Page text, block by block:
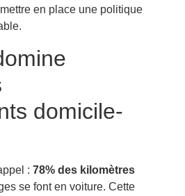
en place une politique
domicile-
: 78% des kilomètres
se font en voiture. Cette